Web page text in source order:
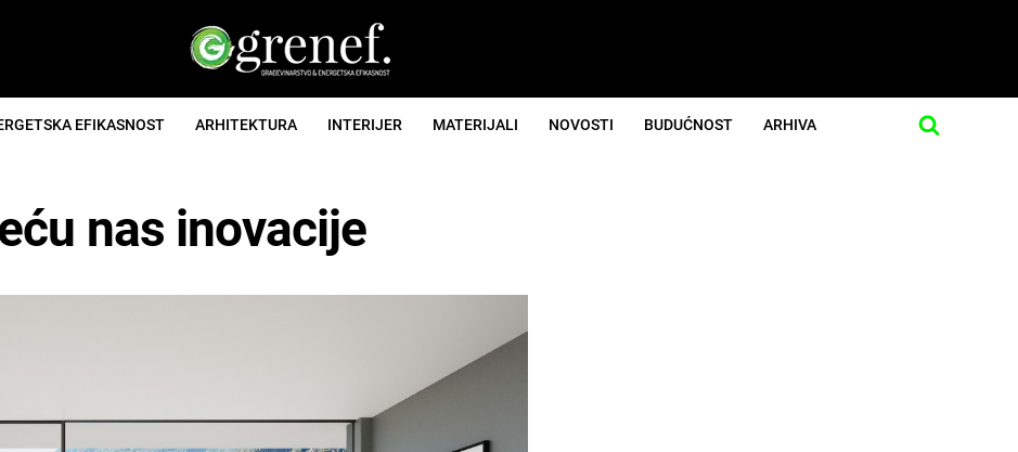
EFIKASNOST ARHITEKTURA INTERIJER MATERIJALI NOVOSTI BUDUĆNOST ARHIVA
nas inovacije